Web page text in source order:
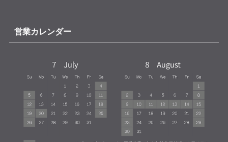
営業カレンダー